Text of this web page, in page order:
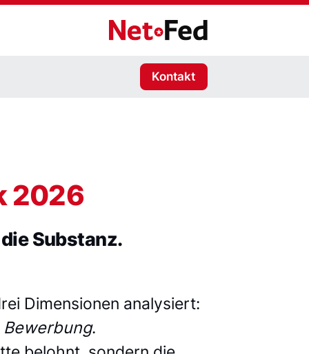
NetFederation GmbH
Kontakt
2026
Substanz.
Dimensionen analysiert:
Bewerbung.